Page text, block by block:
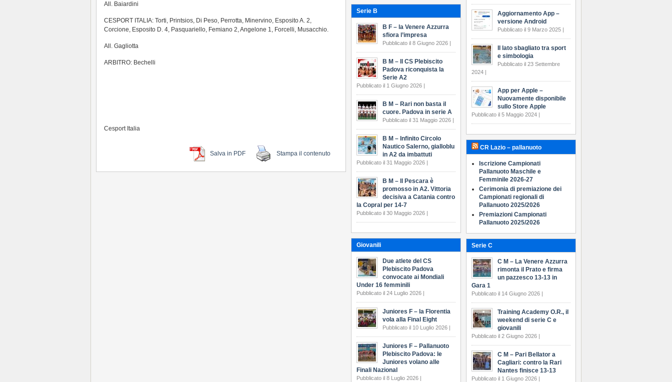
All. Baiardini
CESPORT ITALIA: Torti, Printsios, Di Peso, Perrotta, Minervino, Esposito A. 2,
Corcione, Esposito D. 4, Pasquariello, Femiano 2, Angelone 1, Forcelli, Musacchio.
All. Gagliotta
ARBITRO: Bechelli
Cesport Italia
Salva in PDF Stampa il contenuto
Aggiornamento App –
versione Android
Pubblicato il 9 Marzo 2025 |
Il lato sbagliato tra sport
e simbologia
Pubblicato il 23 Settembre
2024 |
App per Apple –
Nuovamente disponibile
sullo Store Apple
Pubblicato il 5 Maggio 2024 |
CR Lazio – pallanuoto
Iscrizione Campionati
Pallanuoto Maschile e
Femminile 2026-27
Cerimonia di premiazione dei
Campionati regionali di
Pallanuoto 2025/2026
Premiazioni Campionati
Pallanuoto 2025/2026
Serie C
C M – La Venere Azzurra
rimonta il Prato e firma
un pazzesco 13-13 in
Gara 1
Pubblicato il 14 Giugno 2026 |
Training Academy O.R., il
weekend di serie C e
giovanili
Pubblicato il 2 Giugno 2026 |
C M – Pari Bellator a
Cagliari: contro la Rari
Nantes finisce 13-13
Pubblicato il 1 Giugno 2026 |
Serie B
B F – la Venere Azzurra
sfiora l’impresa
Pubblicato il 8 Giugno 2026 |
B M – Il CS Plebiscito
Padova riconquista la
Serie A2
Pubblicato il 1 Giugno 2026 |
B M – Rari non basta il
cuore. Padova in serie A
Pubblicato il 31 Maggio 2026 |
B M – Infinito Circolo
Nautico Salerno, gialloblu
in A2 da imbattuti
Pubblicato il 31 Maggio 2026 |
B M – Il Pescara è
promosso in A2. Vittoria
decisiva a Catania contro
la Copral per 14-7
Pubblicato il 30 Maggio 2026 |
Giovanili
Due atlete del CS
Plebiscito Padova
convocate ai Mondiali
Under 16 femminili
Pubblicato il 24 Luglio 2026 |
Juniores F – la Florentia
vola alla Final Eight
Pubblicato il 10 Luglio 2026 |
Juniores F – Pallanuoto
Plebiscito Padova: le
Juniores volano alle
Finali Nazional
Pubblicato il 8 Luglio 2026 |